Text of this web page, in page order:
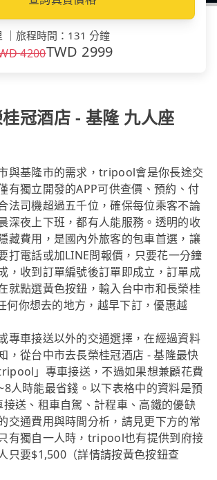
旅程時間 ： 131 分鐘
4200TWD 2999
冠酒店 - 基隆 九人座
與基隆市的需求，tripool會是你長途交
有獨立開發的APP可供查價、預約、付
法司機超過五千位，確保每位乘客不論
深夜上下班，都有人能服務。透明的收
藏費用，是國內外旅客的包車首選，讓
打電話或加LINE問報價，只要花一分鐘
，收到訂單編號後訂單即成立，訂單成
就點選黃色按鈕，輸入台中市和長榮桂
何你想去的地方，越早下訂，優惠越
專車接送以外的交通選擇，在經過資料
，從台中市去長榮桂冠酒店 - 基隆最快
」專車接送，不過如果想兼顧花費
人時能最省錢。以下表格中的資料是預
送、租車自駕、計程車、高鐵的優缺
交通費用與時間分析，請見更下方的常
有獨自一人時，tripool也有提供到府接
只要$1,500（詳情請按黃色按鈕查